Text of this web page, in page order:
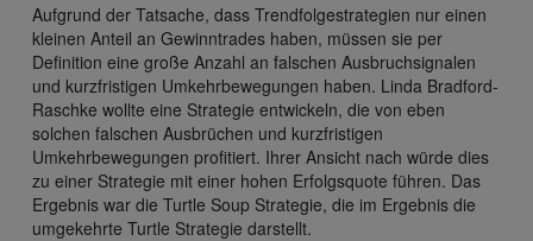
Aufgrund der Tatsache, dass Trendfolgestrategien nur einen
kleinen Anteil an Gewinntrades haben, müssen sie per
Definition eine große Anzahl an falschen Ausbruchsignalen
und kurzfristigen Umkehrbewegungen haben. Linda Bradford-
Raschke wollte eine Strategie entwickeln, die von eben
solchen falschen Ausbrüchen und kurzfristigen
Umkehrbewegungen profitiert. Ihrer Ansicht nach würde dies
zu einer Strategie mit einer hohen Erfolgsquote führen. Das
Ergebnis war die Turtle Soup Strategie, die im Ergebnis die
umgekehrte Turtle Strategie darstellt.